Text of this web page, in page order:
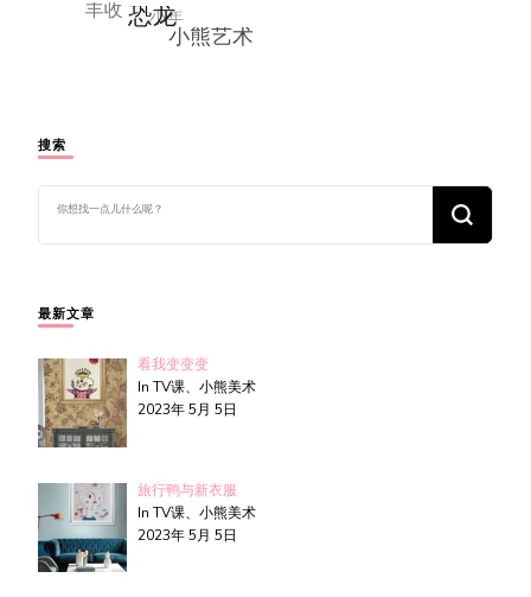
搜索
么
吗?
最新文章
看我变变变
In TV课、小熊美术
2023年 5月 5日
旅行鸭与新衣服
In TV课、小熊美术
2023年 5月 5日